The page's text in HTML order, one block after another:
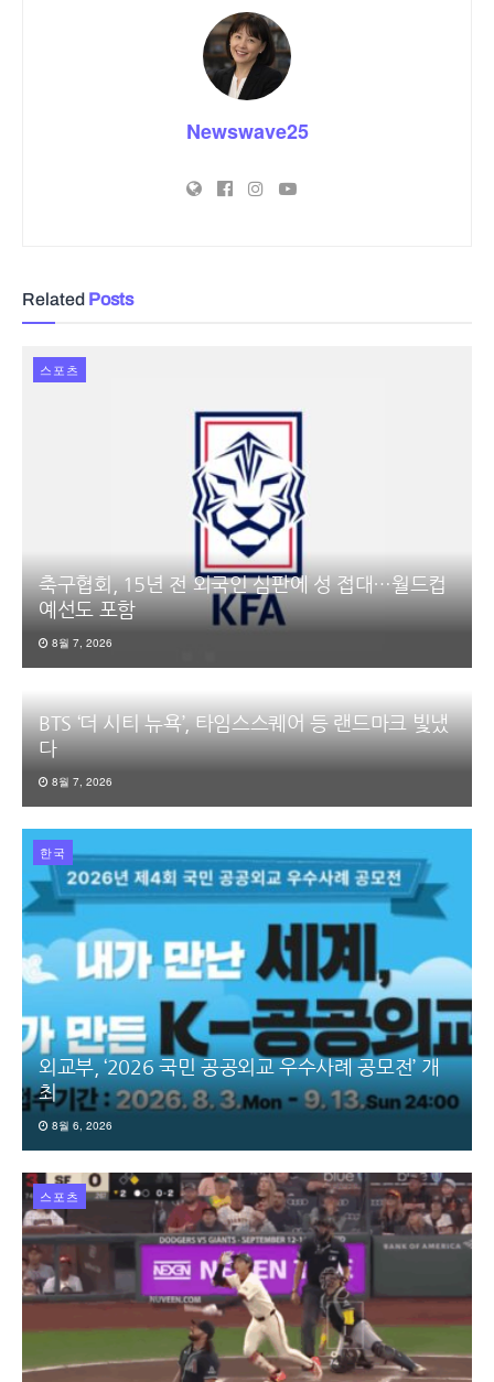
Newswave25
Related Posts
스포츠
축구협회, 15년 전 외국인 심판에 성 접대…월드컵
예선도 포함
8월 7, 2026
BTS ‘더 시티 뉴욕’, 타임스스퀘어 등 랜드마크 빛냈
다
8월 7, 2026
한국
외교부, ‘2026 국민 공공외교 우수사례 공모전’ 개
최
8월 6, 2026
스포츠